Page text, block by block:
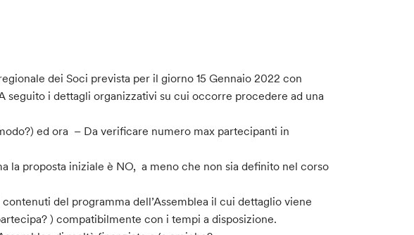
dei Soci prevista per il giorno 15 Gennaio 2022 con
seguito i dettagli organizzativi su cui occorre procedere ad una
ed ora – Da verificare numero max partecipanti in
la proposta iniziale è NO, a meno che non sia definito nel corso
del programma dell’Assemblea il cui dettaglio viene
) compatibilmente con i tempi a disposizione.